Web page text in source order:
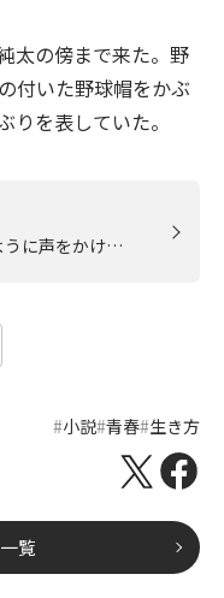
太の傍まで来た。野
付いた野球帽をかぶ
りを表していた。
うに声をかけ…
小説 青春 生き方
覧